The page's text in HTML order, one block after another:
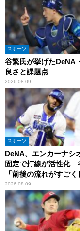
スポーツ
谷繁氏が挙げたDeNA
良さと課題点
2026.08.09
スポーツ
DeNA、エンカーナシ
固定で打線が活性化
「前後の流れがすごく
りましたね」
2026.08.09